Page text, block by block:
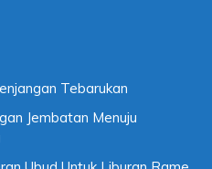
Tebarukan
Jembatan Menuju